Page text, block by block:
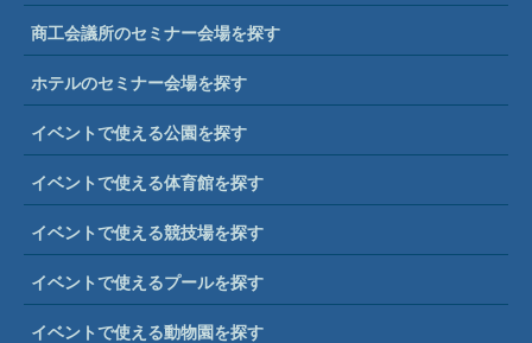
商工会議所のセミナー会場を探す
ホテルのセミナー会場を探す
イベントで使える公園を探す
イベントで使える体育館を探す
イベントで使える競技場を探す
イベントで使えるプールを探す
イベントで使える動物園を探す